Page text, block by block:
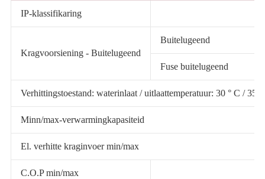
IP-klassifikaring
Kragvoorsiening - Buitelugeend
Buitelugeend
Fuse buitelugeend
Verhittingstoestand: waterinlaat / uitlaattemperatuur: 30 ° C / 35
Minn/max-verwarmingkapasiteid
El. verhitte kraginvoer min/max
C.O.P min/max